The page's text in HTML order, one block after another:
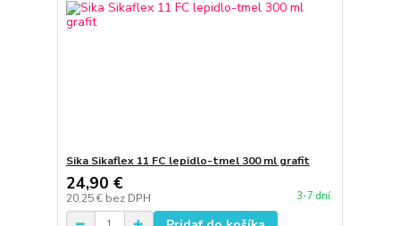
Sika Sikaflex 11 FC lepidlo-tmel 300 ml grafit
24,90 €
20,25 € bez DPH 3-7 dní